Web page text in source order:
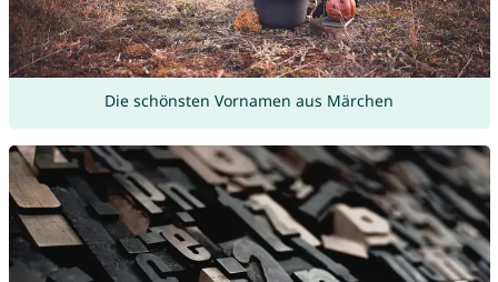
Die schönsten Vornamen aus Märchen